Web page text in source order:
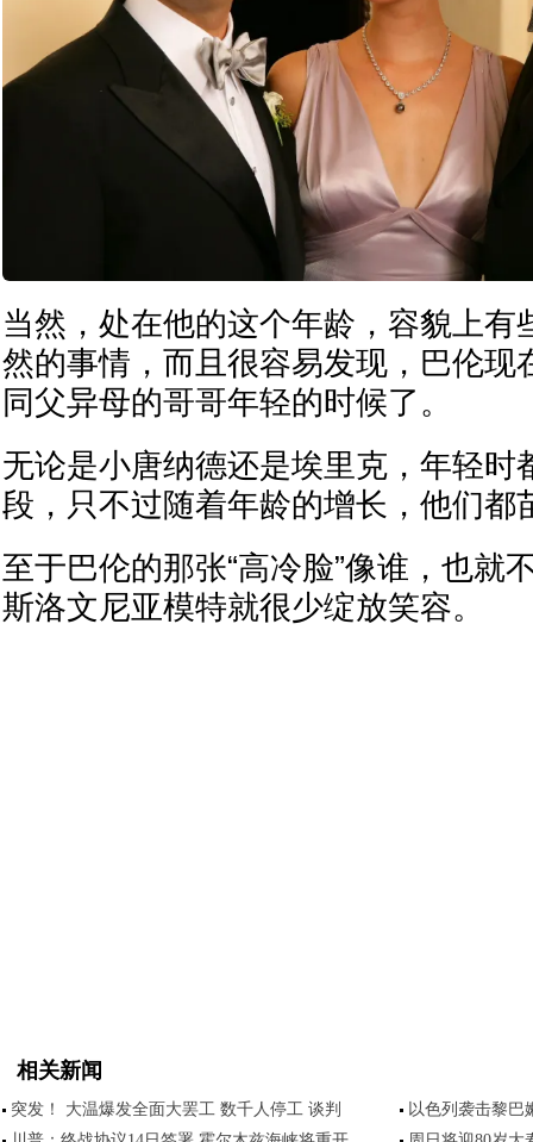
当然，处在他的这个年龄，容貌上有
然的事情，而且很容易发现，巴伦现
同父异母的哥哥年轻的时候了。
无论是小唐纳德还是埃里克，年轻时
段，只不过随着年龄的增长，他们都
至于巴伦的那张“高冷脸”像谁，也就
斯洛文尼亚模特就很少绽放笑容。
相关新闻
突发！ 大温爆发全面大罢工 数千人停工 谈判
以色列袭击黎巴